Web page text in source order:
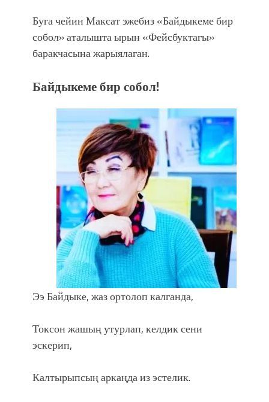
Буга чейин Максат эжебиз «Байдыкеме бир
собол» аталышта ырын «Фейсбуктагы»
баракчасына жарыялаган.
Байдыкеме бир собол!
Ээ Байдыке, жаз ортолоп калганда,
Токсон жашың утурлап, келдик сени
эскерип,
Калтырыпсың аркаңда из эстелик.